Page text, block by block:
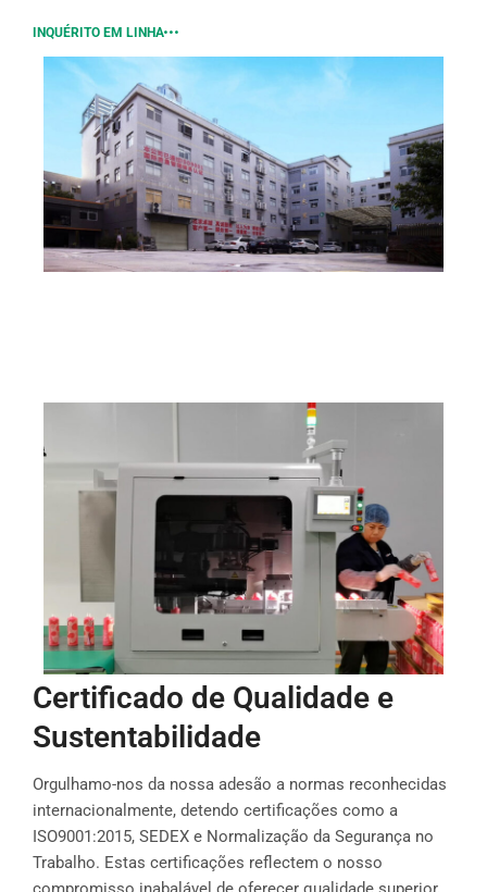
INQUÉRITO EM LINHA
Certificado de Qualidade e
Sustentabilidade
Orgulhamo-nos da nossa adesão a normas reconhecidas
internacionalmente, detendo certificações como a
ISO9001:2015, SEDEX e Normalização da Segurança no
Trabalho. Estas certificações reflectem o nosso